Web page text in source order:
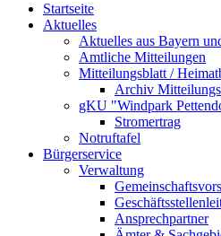
Startseite
Aktuelles
Aktuelles aus Bayern
Amtliche Mitteilungen
Mitteilungsblatt /
Archiv
gKU "Windpark
Stromertrag
Notruftafel
Bürgerservice
Verwaltung
Ansprechpartner